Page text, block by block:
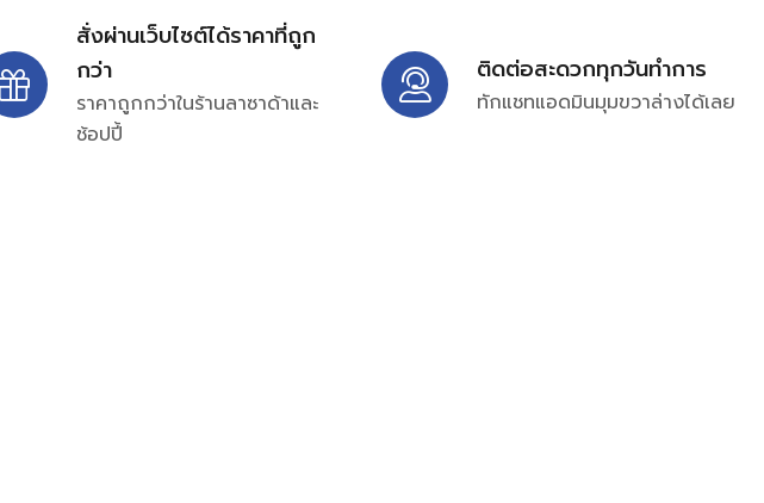
สั่งผ่านเว็บไซต์ได้ราคาที่ถูก
กว่า
ราคาถูกกว่าในร้านลาซาด้าและ
ช้อปปี้
ติดต่อสะดวกทุกวันทำการ
ทักแชทแอดมินมุมขวาล่างได้เลย